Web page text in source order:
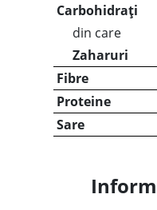
Carbohidrați
din care
Zaharuri
Fibre
Proteine
Sare